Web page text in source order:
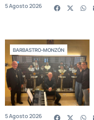
5 Agosto 2026
BARBASTRO-MONZÓN
5 Agosto 2026